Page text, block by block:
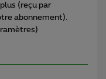
(reçu par
abonnement).